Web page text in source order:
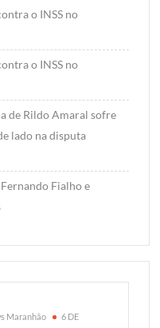
o INSS no
o INSS no
de Rildo Amaral sofre
lado na disputa
Fialho e
Maranhão 6 DE